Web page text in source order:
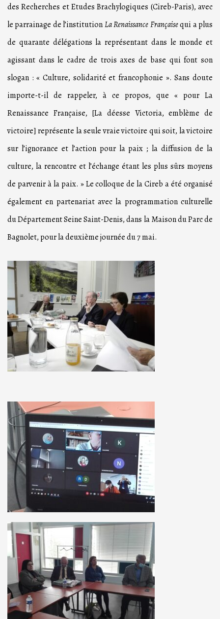
des Recherches et Etudes Brachylogiques (Cireb-Paris), avec
le parrainage de l’institutionLa Renaissance Françaisequi a plus
de quarante délégations la représentant dans le monde et
agissant dans le cadre de trois axes de base qui font son
slogan : « Culture, solidarité et francophonie ». Sans doute
importe-t-il de rappeler, à ce propos, que « pour La
Renaissance Française, [La déesse Victoria, emblème de
victoire] représente la seule vraie victoire qui soit, la victoire
sur l’ignorance et l’action pour la paix ; la diffusion de la
culture, la rencontre et l’échange étant les plus sûrs moyens
de parvenir à la paix. » Le colloque de la Cireb a été organisé
également en partenariat avec la programmation culturelle
du Département Seine Saint-Denis, dans la Maison du Parc de
Bagnolet, pour la deuxième journée du 7 mai.